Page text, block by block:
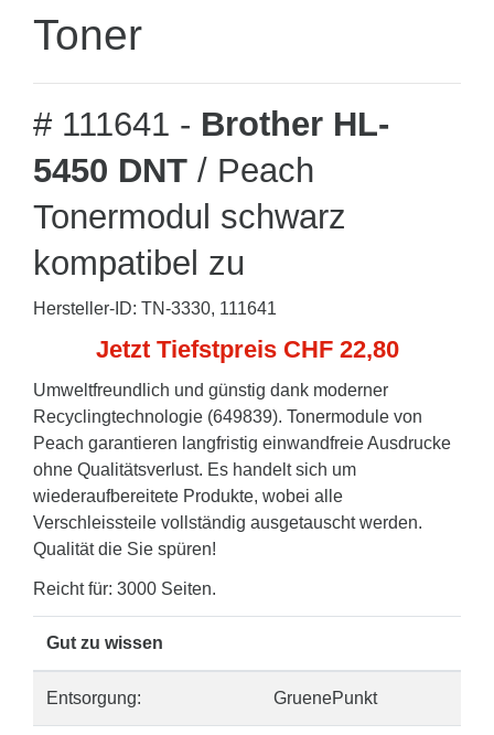
Toner
# 111641 - Brother HL-
5450 DNT / Peach
Tonermodul schwarz
kompatibel zu
Hersteller-ID: TN-3330, 111641
Jetzt Tiefstpreis CHF 22,80
Umweltfreundlich und günstig dank moderner
Recyclingtechnologie (649839). Tonermodule von
Peach garantieren langfristig einwandfreie Ausdrucke
ohne Qualitätsverlust. Es handelt sich um
wiederaufbereitete Produkte, wobei alle
Verschleissteile vollständig ausgetauscht werden.
Qualität die Sie spüren!
Reicht für: 3000 Seiten.
Gut zu wissen
Entsorgung: GruenePunkt